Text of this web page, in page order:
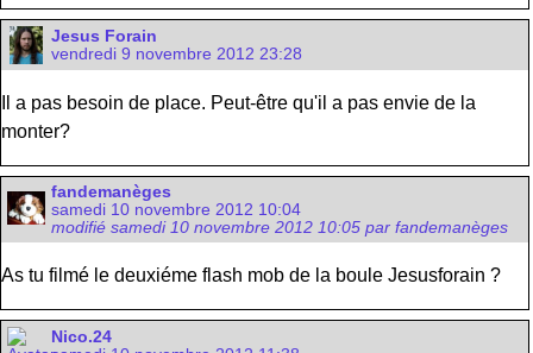
Jesus Forain
vendredi 9 novembre 2012 23:28
Il a pas besoin de place. Peut-être qu'il a pas envie de la
monter?
fandemanèges
samedi 10 novembre 2012 10:04
modifié samedi 10 novembre 2012 10:05 par fandemanèges
As tu filmé le deuxiéme flash mob de la boule Jesusforain ?
Nico.24